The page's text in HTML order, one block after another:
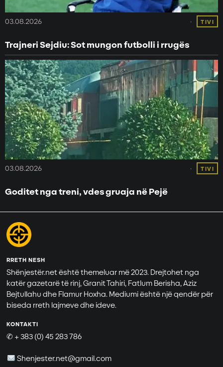
03.08.2026 TIVI
Trajneri Sejdiu: Sot mungon futbolli i rrugës
03.08.2026 TIVI
Goditet nga treni, vdes gruaja në Pejë
RRETH NESH
Shënjestër.net është themeluar më 2023. Drejtohet nga
katër gazetarë të rinj, Granit Tahiri, Fatlum Berisha, Aziz
Bejtullahu dhe Flamur Hoxha. Mediumi është një qendër për
biseda rreth lajmeve dhe ideve.
KONTAKTI
✆ + 383 (0) 45 283 786
Shenjester.net@gmail.com